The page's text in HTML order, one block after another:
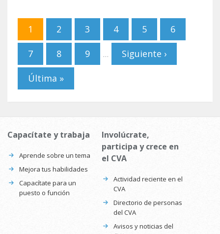
Páginas
1 2 3 4 5 6
7 8 9 … Siguiente ›
Última »
Capacítate y trabaja
Aprende sobre un tema
Mejora tus habilidades
Capacítate para un
puesto o función
Involúcrate,
participa y crece en
el CVA
Actividad reciente en el
CVA
Directorio de personas
del CVA
Avisos y noticias del